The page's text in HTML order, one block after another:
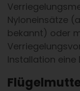
Nyloneinsätze
bekannt) oder
Installation eine